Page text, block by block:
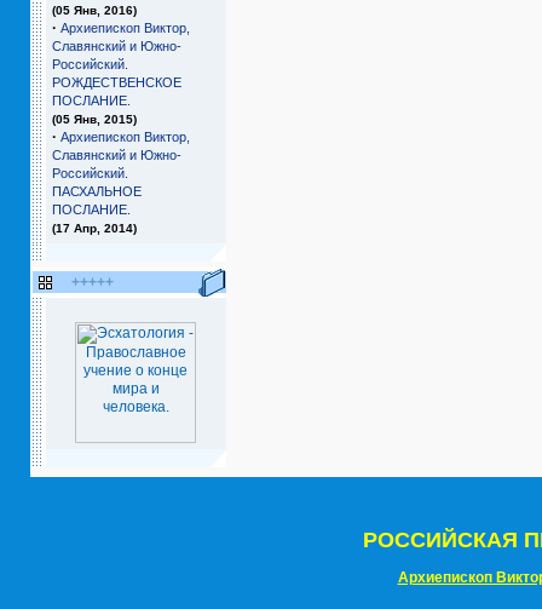
(05 Янв, 2016)
· Архиепископ Виктор,
Славянский и Южно-
Российский.
РОЖДЕСТВЕНСКОЕ
ПОСЛАНИЕ.
(05 Янв, 2015)
· Архиепископ Виктор,
Славянский и Южно-
Российский.
ПАСХАЛЬНОЕ
ПОСЛАНИЕ.
(17 Апр, 2014)
+++++
РОССИЙСКАЯ
Архиепископ